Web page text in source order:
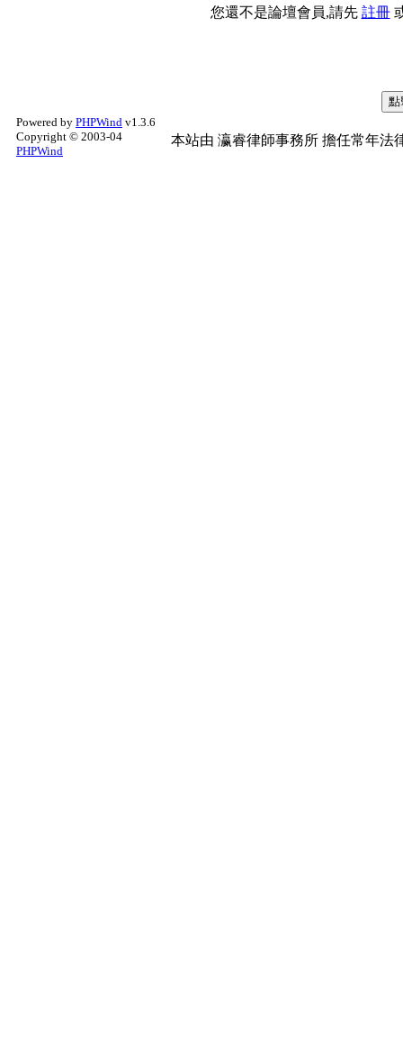
您還不是論壇會員,請先 註冊
Powered by PHPWind v1.3.6
Copyright © 2003-04
PHPWind
本站由 瀛睿律師事務所 擔任常年法